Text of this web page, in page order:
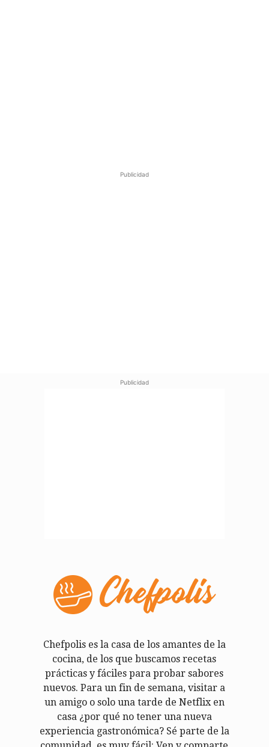
Publicidad
Publicidad
Chefpolis es la casa de los amantes de la
cocina, de los que buscamos recetas
prácticas y fáciles para probar sabores
nuevos. Para un fin de semana, visitar a
un amigo o solo una tarde de Netflix en
casa ¿por qué no tener una nueva
experiencia gastronómica? Sé parte de la